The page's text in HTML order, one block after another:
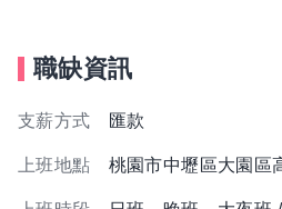
職缺資訊
支薪方式 匯款
上班地點 桃園市中壢區大園區